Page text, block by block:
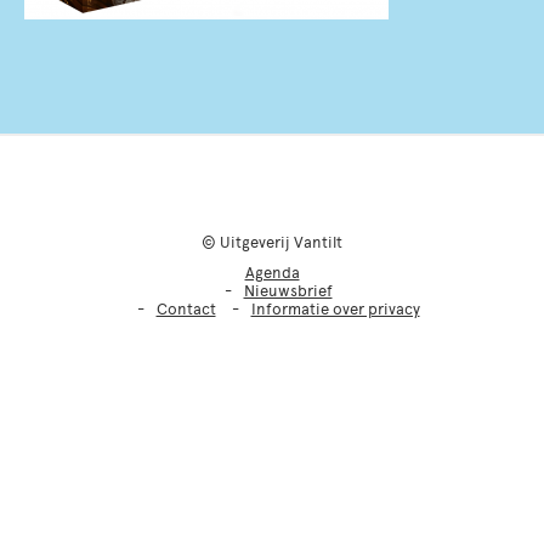
© Uitgeverij Vantilt
Agenda
Nieuwsbrief
Contact
Informatie over privacy